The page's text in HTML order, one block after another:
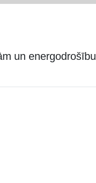
un energodrošību